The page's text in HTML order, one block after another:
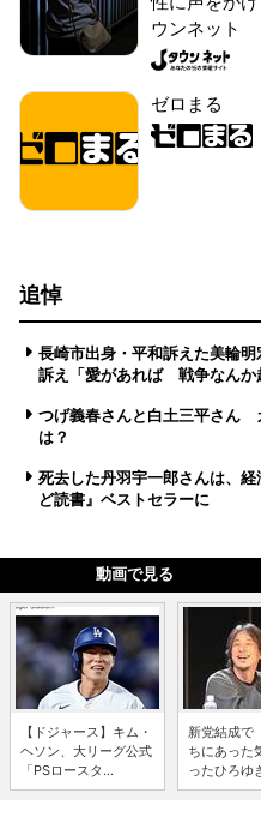
ウンネット
ゼロまる
追悼
長崎市出身・平和訴えた美輪
訴え「愛があれば 戦争なんか
つげ義春さんと白土三平さん
は？
死去した丹羽宇一郎さんは、
ど読書』ベストセラーに
動画で見る
【ドジャース】キム・
ヘソン、大リーグ公式
「PSロースタ...
新党結成で
ちにあった
ったひろゆ